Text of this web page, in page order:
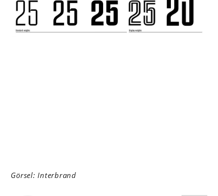
Görsel: Interbrand